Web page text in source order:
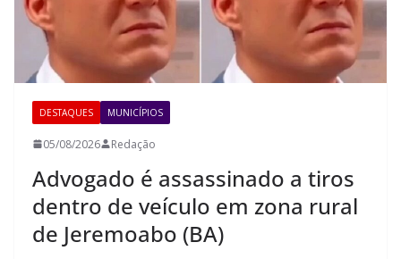
DESTAQUES MUNICÍPIOS
05/08/2026 Redação
Advogado é assassinado a tiros
dentro de veículo em zona rural
de Jeremoabo (BA)